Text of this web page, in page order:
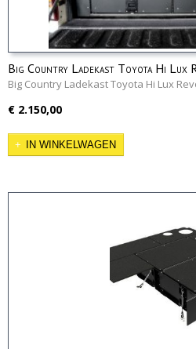
Big Country Ladekast Toyota Hi Lux
Big Country Ladekast Toyota Hi Lux
€ 2.150,00
IN WINKELWAGEN